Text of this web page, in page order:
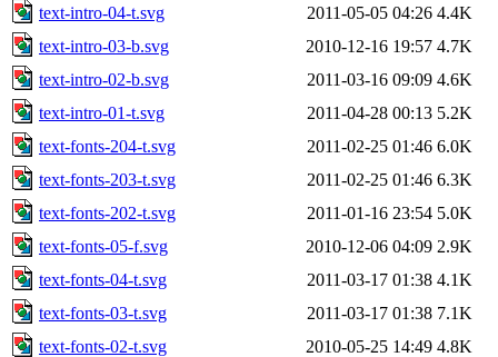
text-intro-04-t.svg
2011-05-05 04:26 4.4K
text-intro-03-b.svg
2010-12-16 19:57 4.7K
text-intro-02-b.svg
2011-03-16 09:09 4.6K
text-intro-01-t.svg
2011-04-28 00:13 5.2K
text-fonts-204-t.svg
2011-02-25 01:46 6.0K
text-fonts-203-t.svg
2011-02-25 01:46 6.3K
text-fonts-202-t.svg
2011-01-16 23:54 5.0K
text-fonts-05-f.svg
2010-12-06 04:09 2.9K
text-fonts-04-t.svg
2011-03-17 01:38 4.1K
text-fonts-03-t.svg
2011-03-17 01:38 7.1K
text-fonts-02-t.svg
2010-05-25 14:49 4.8K